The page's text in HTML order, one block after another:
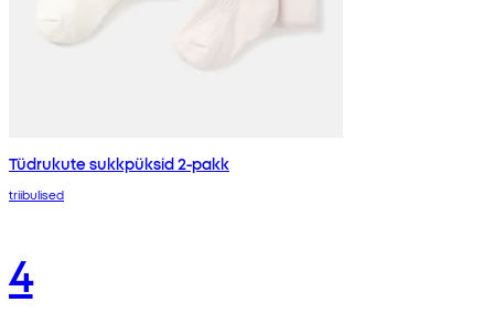
Tüdrukute sukkpüksid 2-pakk
triibulised
4